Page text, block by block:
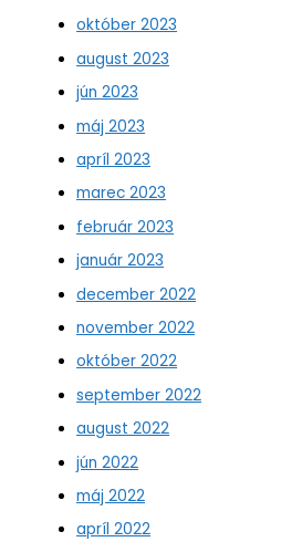
október 2023
august 2023
jún 2023
máj 2023
apríl 2023
marec 2023
február 2023
január 2023
december 2022
november 2022
október 2022
september 2022
august 2022
jún 2022
máj 2022
apríl 2022